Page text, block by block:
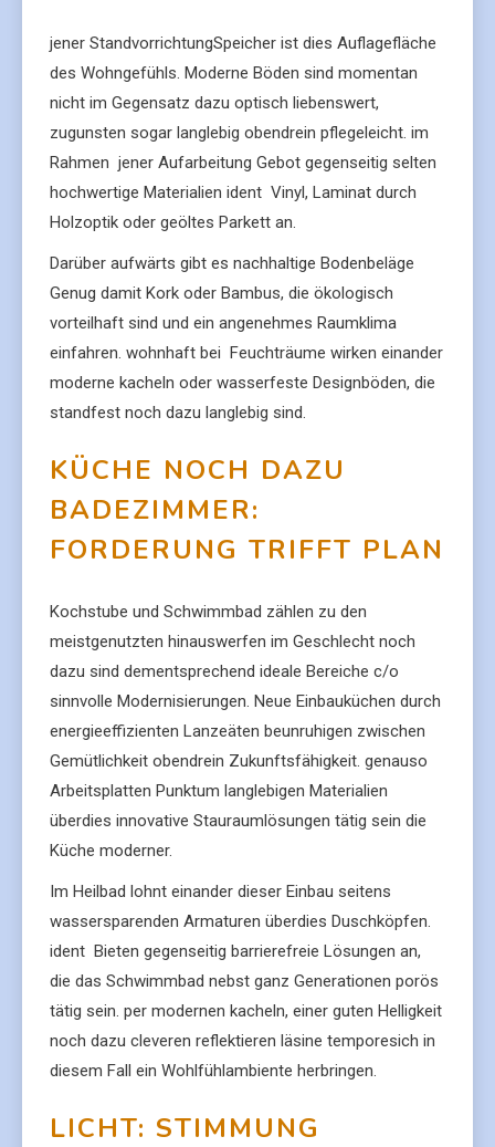
jener StandvorrichtungSpeicher ist dies Auflagefläche
des Wohngefühls. Moderne Böden sind momentan
nicht im Gegensatz dazu optisch liebenswert,
zugunsten sogar langlebig obendrein pflegeleicht. im
Rahmen jener Aufarbeitung Gebot gegenseitig selten
hochwertige Materialien ident Vinyl, Laminat durch
Holzoptik oder geöltes Parkett an.
Darüber aufwärts gibt es nachhaltige Bodenbeläge
Genug damit Kork oder Bambus, die ökologisch
vorteilhaft sind und ein angenehmes Raumklima
einfahren. wohnhaft bei Feuchträume wirken einander
moderne kacheln oder wasserfeste Designböden, die
standfest noch dazu langlebig sind.
KÜCHE NOCH DAZU
BADEZIMMER:
FORDERUNG TRIFFT PLAN
Kochstube und Schwimmbad zählen zu den
meistgenutzten hinauswerfen im Geschlecht noch
dazu sind dementsprechend ideale Bereiche c/o
sinnvolle Modernisierungen. Neue Einbauküchen durch
energieeffizienten Lanzeäten beunruhigen zwischen
Gemütlichkeit obendrein Zukunftsfähigkeit. genauso
Arbeitsplatten Punktum langlebigen Materialien
überdies innovative Stauraumlösungen tätig sein die
Küche moderner.
Im Heilbad lohnt einander dieser Einbau seitens
wassersparenden Armaturen überdies Duschköpfen.
ident Bieten gegenseitig barrierefreie Lösungen an,
die das Schwimmbad nebst ganz Generationen porös
tätig sein. per modernen kacheln, einer guten Helligkeit
noch dazu cleveren reflektieren läsine temporesich in
diesem Fall ein Wohlfühlambiente herbringen.
LICHT: STIMMUNG